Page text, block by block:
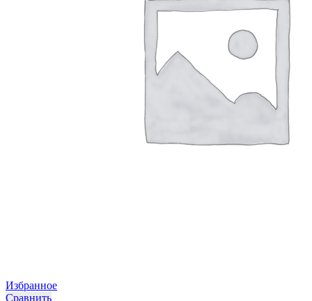
Избранное
Сравнить